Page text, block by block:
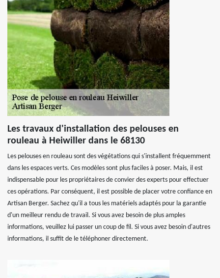
Les travaux d'installation des pelouses en
rouleau à Heiwiller dans le 68130
Les pelouses en rouleau sont des végétations qui s'installent fréquemment
dans les espaces verts. Ces modèles sont plus faciles à poser. Mais, il est
indispensable pour les propriétaires de convier des experts pour effectuer
ces opérations. Par conséquent, il est possible de placer votre confiance en
Artisan Berger. Sachez qu'il a tous les matériels adaptés pour la garantie
d'un meilleur rendu de travail. Si vous avez besoin de plus amples
informations, veuillez lui passer un coup de fil. Si vous avez besoin d'autres
informations, il suffit de le téléphoner directement.